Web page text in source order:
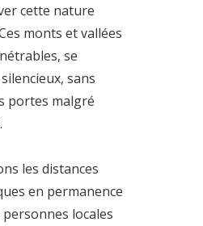
cette nature
monts et vallées
se
sans
portes malgré
les distances
en permanence
locales